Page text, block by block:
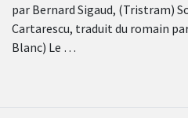
par Bernard Sigaud, (Tristram)
Cartarescu, traduit du romain
Blanc) Le …